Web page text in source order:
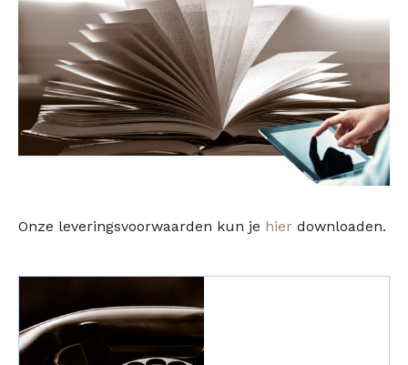
Onze leveringsvoorwaarden kun je hier downloaden.